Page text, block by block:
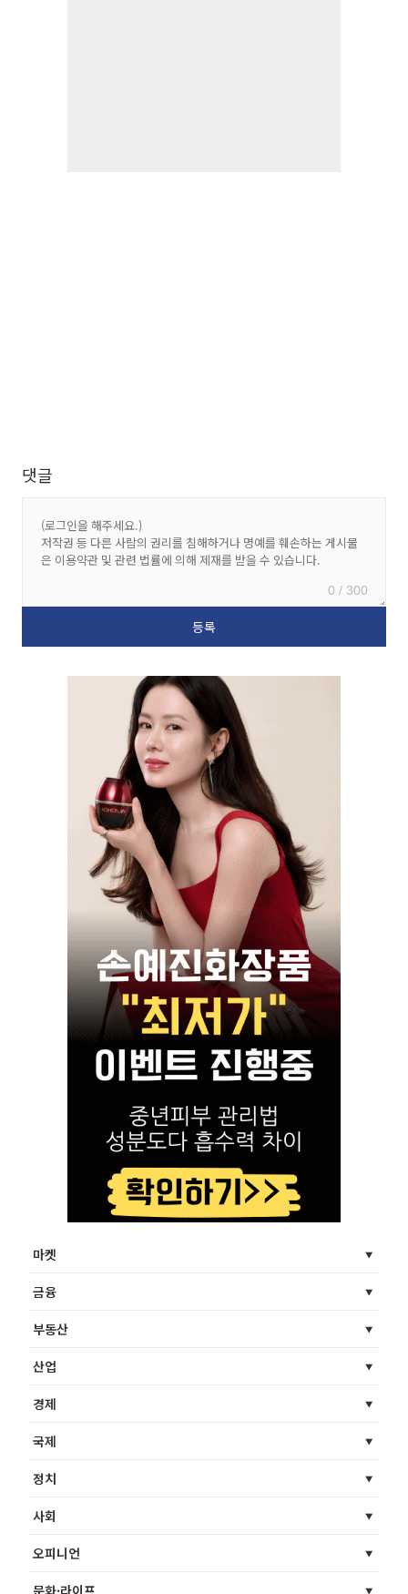
댓글
0 / 300
마켓
금융
부동산
산업
경제
국제
정치
사회
오피니언